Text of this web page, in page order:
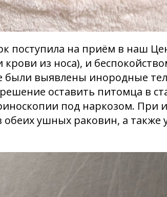
поступила на приём в наш
из носа), и
были выявлены инородные
оставить питомца в
под наркозом. При
ушных раковин, а также